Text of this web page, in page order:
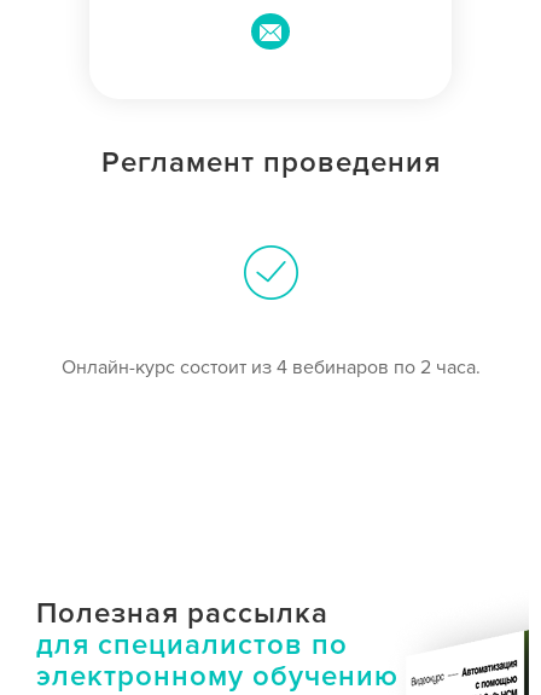
Регламент проведения
Онлайн-курс состоит из 4 вебинаров по 2 часа.
Полезная рассылка
для специалистов по
электронному обучению